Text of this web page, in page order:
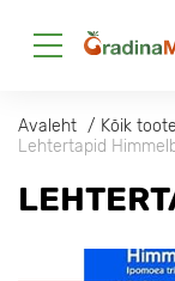
Avaleht Kõik
Lehtertapid